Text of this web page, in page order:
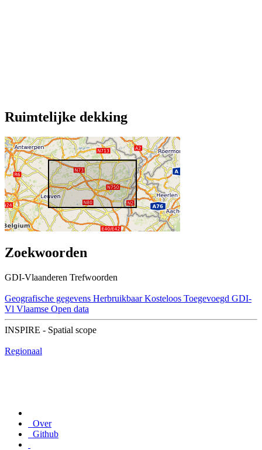
Ruimtelijke dekking
Zoekwoorden
GDI-Vlaanderen Trefwoorden
Geografische gegevens Herbruikbaar Kosteloos Toegevoegd GDI-
Vl Vlaamse Open data
INSPIRE - Spatial scope
Regionaal
Over
Github